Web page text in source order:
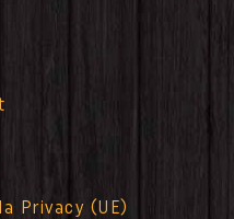
Privacy (UE)